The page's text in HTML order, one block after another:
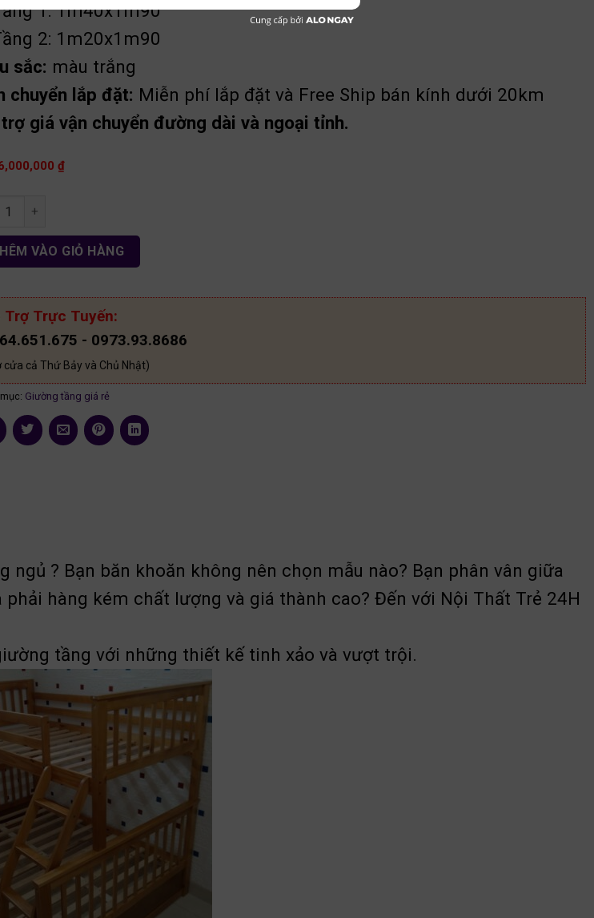
1: 1m40x1m90
2: 1m20x1m90
sắc: màu trắng
chuyển lắp đặt: Miễn phí lắp đặt và Free Ship bán kính dưới 20km
giá vận chuyển đường dài và ngoại tỉnh.
₫
2 tầng giá rẻ gỗ thông GT21 số lượng
VÀO GIỎ HÀNG
Trợ Trực Tuyến:
- 0973.93.8686
cửa cả Thứ Bảy và Chủ Nhật)
Giường tầng giá rẻ
? Bạn băn khoăn không nên chọn mẫu nào? Bạn phân vân giữa
hàng kém chất lượng và giá thành cao? Đến với Nội Thất Trẻ 24H
tầng với những thiết kế tinh xảo và vượt trội.